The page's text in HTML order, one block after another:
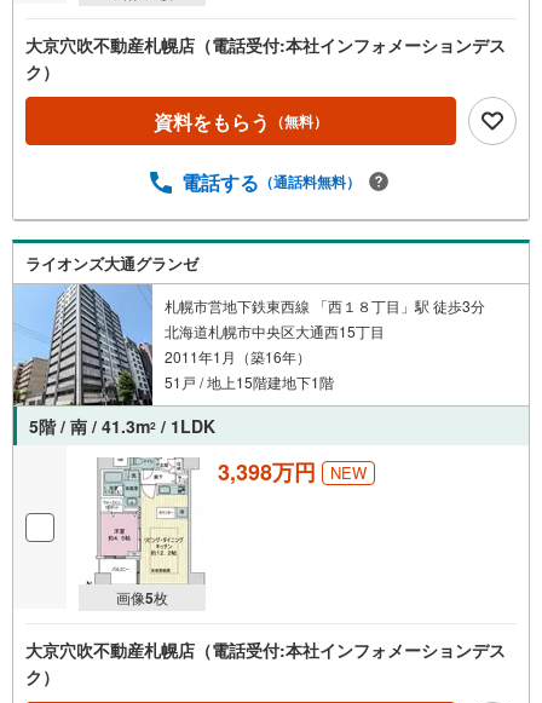
大京穴吹不動産札幌店（電話受付:本社インフォメーションデス
ク）
資料をもらう （無料）
電話する （通話料無料）
ライオンズ大通グランゼ
札幌市営地下鉄東西線 「西１８丁目」駅 徒歩3分
北海道札幌市中央区大通西15丁目
2011年1月（築16年）
51戸 / 地上15階建地下1階
5階 / 南 / 41.3m2 / 1LDK
画像5枚
3,398万円 NEW
大京穴吹不動産札幌店（電話受付:本社インフォメーションデス
ク）